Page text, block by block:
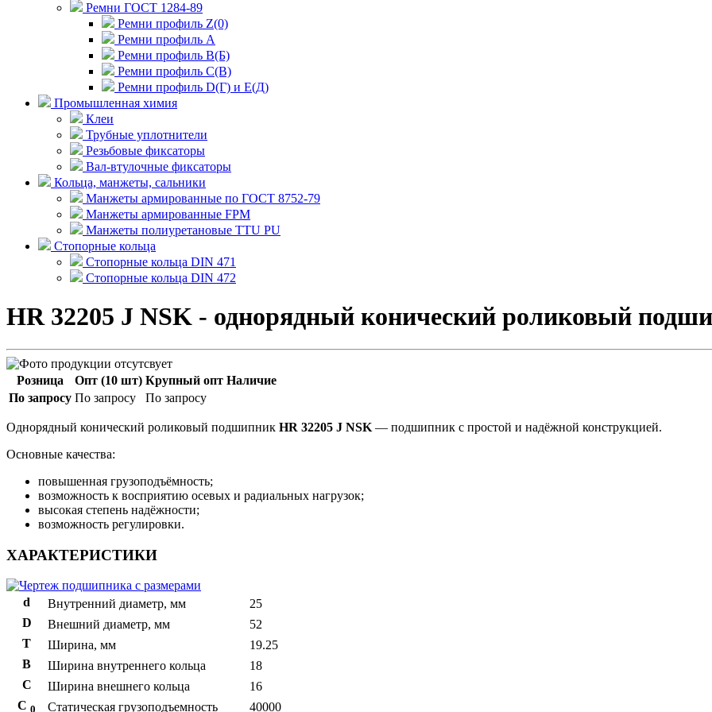
Ремни ГОСТ 1284-89
Ремни профиль Z(0)
Ремни профиль А
Ремни профиль В(Б)
Ремни профиль С(В)
Ремни профиль D(Г) и E(Д)
Промышленная химия
Клеи
Трубные уплотнители
Резьбовые фиксаторы
Вал-втулочные фиксаторы
Кольца, манжеты, сальники
Манжеты армированные по ГОСТ 8752-79
Манжеты армированные FPM
Манжеты полиуретановые TTU PU
Стопорные кольца
Стопорные кольца DIN 471
Стопорные кольца DIN 472
HR 32205 J NSK - однорядный конический роликовый
Розница Опт (10 шт) Крупный опт Наличие
По запросу По запросу По запросу
Однорядный конический роликовый подшипник HR 32205 J NSK — подшипник с простой и надёжной конструкцией.
Основные качества:
повышенная грузоподъёмность;
возможность к восприятию осевых и радиальных нагрузок;
высокая степень надёжности;
возможность регулировки.
ХАРАКТЕРИСТИКИ
d Внутренний диаметр, мм
25
D
Внешний диаметр, мм
52
T
Ширина, мм
19.25
B
Ширина внутреннего кольца
18
С
Ширина внешнего кольца
16
С 0 Статическая грузоподъемность 40000